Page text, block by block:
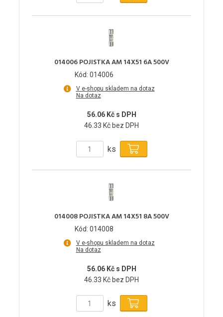
014006 POJISTKA AM 14X51 6A 500V
Kód: 014006
V e-shopu skladem na dotaz
Na dotaz
56.06 Kč s DPH
46.33 Kč bez DPH
ks
014008 POJISTKA AM 14X51 8A 500V
Kód: 014008
V e-shopu skladem na dotaz
Na dotaz
56.06 Kč s DPH
46.33 Kč bez DPH
ks